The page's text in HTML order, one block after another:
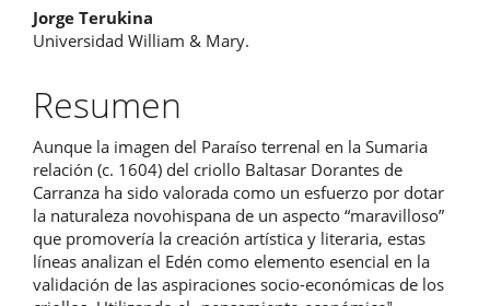
Contenido
principal
del
artículo
Jorge Terukina
Universidad William & Mary.
Resumen
Aunque la imagen del Paraíso terrenal en la Sumaria
relación (c. 1604) del criollo Baltasar Dorantes de
Carranza ha sido valorada como un esfuerzo por dotar
la naturaleza novohispana de un aspecto “maravilloso”
que promovería la creación artística y literaria, estas
líneas analizan el Edén como elemento esencial en la
validación de las aspiraciones socio-económicas de los